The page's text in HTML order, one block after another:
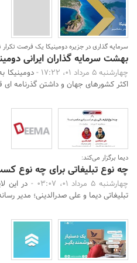
سرمایه گذاری در جزیره دومینیکا یک فرصت
بهشت سرمایه گذاران ایرانی
چهارشنبه 5 مرداد 01، 17:22 -
دومینیکا
اکثر کشورهای جهان و داشتن گذرنامه ای
دیما برگزار می‌کند:
چه نوع تبلیغاتی برای چه نوع
چهارشنبه 5 مرداد 01، 03:07 -
در این
تبلیغاتی دیما و علی صدرالدینی؛ مدیر